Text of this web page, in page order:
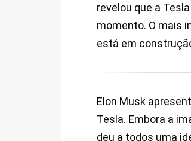
revelou que a
momento. O mais
está em
Elon Musk
Tesla. Embora a
deu a todos uma